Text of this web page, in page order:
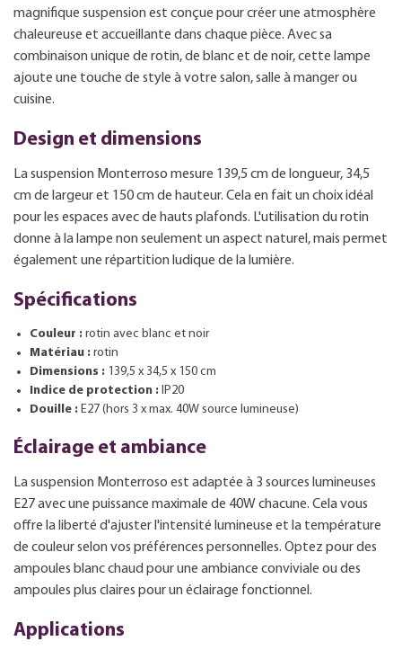
magnifique suspension est conçue pour créer une atmosphère
chaleureuse et accueillante dans chaque pièce. Avec sa
combinaison unique de rotin, de blanc et de noir, cette lampe
ajoute une touche de style à votre salon, salle à manger ou
cuisine.
Design et dimensions
La suspension Monterroso mesure 139,5 cm de longueur, 34,5
cm de largeur et 150 cm de hauteur. Cela en fait un choix idéal
pour les espaces avec de hauts plafonds. L'utilisation du rotin
donne à la lampe non seulement un aspect naturel, mais permet
également une répartition ludique de la lumière.
Spécifications
Couleur : rotin avec blanc et noir
Matériau : rotin
Dimensions : 139,5 x 34,5 x 150 cm
Indice de protection : IP20
Douille : E27 (hors 3 x max. 40W source lumineuse)
Éclairage et ambiance
La suspension Monterroso est adaptée à 3 sources lumineuses
E27 avec une puissance maximale de 40W chacune. Cela vous
offre la liberté d'ajuster l'intensité lumineuse et la température
de couleur selon vos préférences personnelles. Optez pour des
ampoules blanc chaud pour une ambiance conviviale ou des
ampoules plus claires pour un éclairage fonctionnel.
Applications